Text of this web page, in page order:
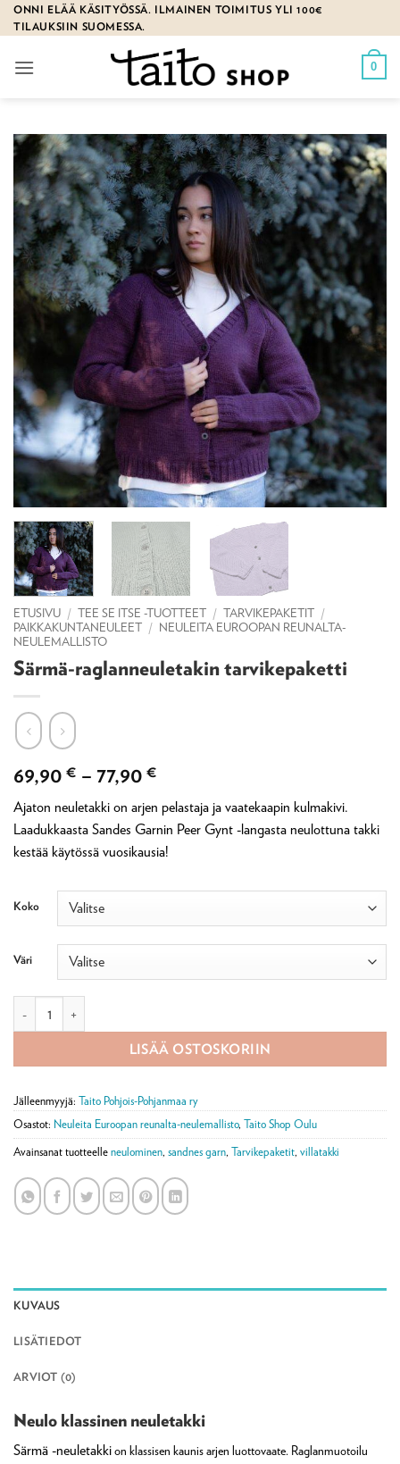
Skip
to
ONNI ELÄÄ KÄSITYÖSSÄ. ILMAINEN TOIMITUS YLI 100€
TILAUKSIIN SUOMESSA.
0
ETUSIVU / TEE SE ITSE -TUOTTEET / TARVIKEPAKETIT /
PAIKKAKUNTANEULEET / NEULEITA EUROOPAN REUNALTA-
NEULEMALLISTO
Särmä-raglanneuletakin tarvikepaketti
69,90 € – 77,90 €
69,90 €
-
77,90 €
Ajaton neuletakki on arjen pelastaja ja vaatekaapin kulmakivi.
Laadukkaasta Sandes Garnin Peer Gynt -langasta neulottuna takki
kestää käytössä vuosikausia!
Koko
Väri
LISÄÄ OSTOSKORIIN
Jälleenmyyjä: Taito Pohjois-Pohjanmaa ry
Osastot: Neuleita Euroopan reunalta-neulemallisto, Taito Shop Oulu
Avainsanat tuotteelle neulominen, sandnes garn, Tarvikepaketit, villatakki
KUVAUS
LISÄTIEDOT
ARVIOT (0)
Neulo klassinen neuletakki
Särmä -neuletakkion klassisen kaunis arjen luottovaate. Raglanmuotoilu